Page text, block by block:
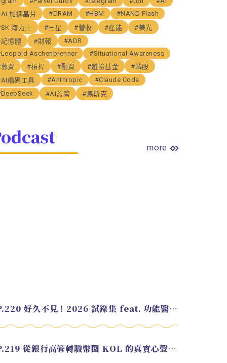
加速晶片
#DRAM #HBM
#NAND Flash
海力士
#三星 #營收 #產能
#美光
憶體
#財報
#ADR
Aschenbrenner
#Situational Awareness
資
#槓桿 #融資 #避險基金
#韓股
編碼工具
#Anthropic
#Claude Code
#AI監管 #馬斯克
more
EP.220 好久不見！2026 試錄集 feat. 功能醫學營養師 美寶
EP.219 從銀行高管轉職幣圈 KOL 的真實心聲 feat.龜大